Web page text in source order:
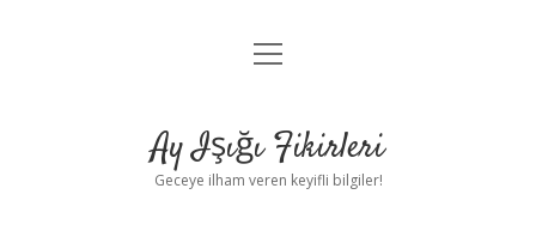
Anasayfa
Yasal Uyarı
menüyü
Ay Işığı Fikirleri
Geceye ilham veren keyifli bilgiler!